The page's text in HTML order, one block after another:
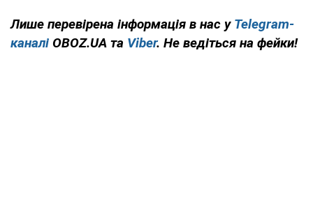
Лише перевірена інформація в нас у Telegram-
каналі OBOZ.UA та Viber. Не ведіться на фейки!